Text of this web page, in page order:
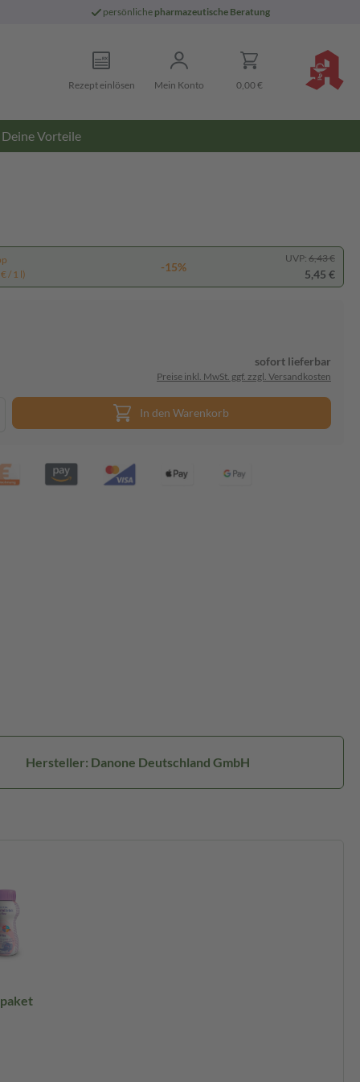
persönliche pharmazeutische Beratung
Rezept einlösen Mein Konto 0,00 €
Deine Vorteile
/ 1 l)
-15%
UVP: 6,43 €
5,45 €
sofort lieferbar
Preise inkl. MwSt. ggf. zzgl. Versandkosten
In den Warenkorb
Hersteller: Danone Deutschland GmbH